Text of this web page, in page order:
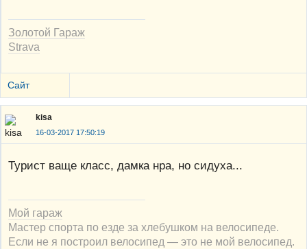
Золотой Гараж
Strava
Сайт
kisa
16-03-2017 17:50:19
Турист ваще класс, дамка нра, но сидуха...
Мой гараж
Мастер спорта по езде за хлебушком на велосипеде.
Если не я построил велосипед — это не мой велосипед.